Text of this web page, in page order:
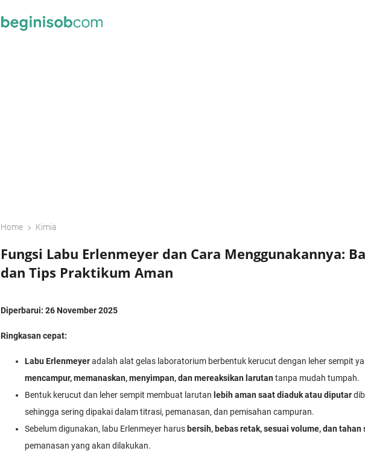
Home › Kimia
Fungsi Labu Erlenmeyer dan Cara Menggunakannya:
dan Tips Praktikum Aman
Diperbarui: 26 November 2025
Ringkasan cepat:
Labu Erlenmeyeradalah alat gelas laboratorium berbentuk kerucut dengan leher sempit
mencampur, memanaskan, menyimpan, dan mereaksikan larutantanpa mudah tumpah.
Bentuk kerucut dan leher sempit membuat larutan lebih aman saat diaduk atau diputar
sehingga sering dipakai dalam titrasi, pemanasan, dan pemisahan campuran.
Sebelum digunakan, labu Erlenmeyer harus bersih, bebas retak, sesuai volume, dan tahan
pemanasan yang akan dilakukan.